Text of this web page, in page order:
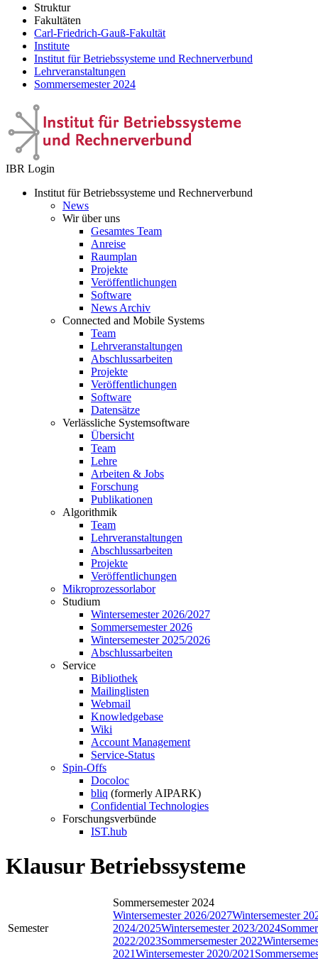
Struktur
Fakultäten
Carl-Friedrich-Gauß-Fakultät
Institute
Institut für Betriebssysteme und Rechnerverbund
Lehrveranstaltungen
Sommersemester 2024
IBR Login
Institut für Betriebssysteme und Rechnerverbund
News
Wir über uns
Gesamtes Team
Anreise
Raumplan
Projekte
Veröffentlichungen
Software
News Archiv
Connected and Mobile Systems
Team
Lehrveranstaltungen
Abschlussarbeiten
Projekte
Veröffentlichungen
Software
Datensätze
Verlässliche Systemsoftware
Übersicht
Team
Lehre
Arbeiten & Jobs
Forschung
Publikationen
Algorithmik
Team
Lehrveranstaltungen
Abschlussarbeiten
Projekte
Veröffentlichungen
Mikroprozessorlabor
Studium
Wintersemester 2026/2027
Sommersemester 2026
Wintersemester 2025/2026
Abschlussarbeiten
Service
Bibliothek
Mailinglisten
Webmail
Knowledgebase
Wiki
Account Management
Service-Status
Spin-Offs
Docoloc
bliq (formerly AIPARK)
Confidential Technologies
Forschungsverbünde
IST.hub
Klausur Betriebssysteme
Semester
Sommersemester 2024
Wintersemester 2026/2027Wintersemester
2024/2025Wintersemester 2023/2024
2022/2023Sommersemester 2022
2021Wintersemester 2020/2021